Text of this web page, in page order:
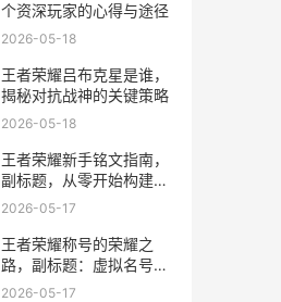
个资深玩家的心得与途径
2026-05-18
王者荣耀吕布克星是谁，
揭秘对抗战神的关键策略
2026-05-18
王者荣耀新手铭文指南，
副标题，从零开始构建你
的第一套战斗基石
2026-05-17
王者荣耀称号的荣耀之
路，副标题：虚拟名号背
后的玩家史诗
2026-05-17